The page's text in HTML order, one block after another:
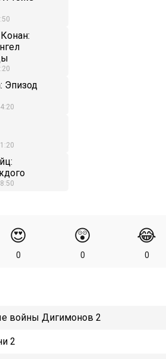
Эпизод
😍
0
😲
0
😂
0
войны Дигимонов 2
2